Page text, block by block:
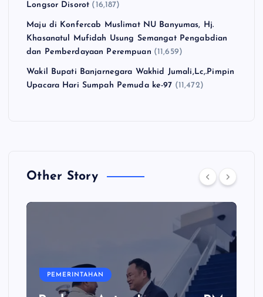
Longsor Disorot (16,187)
Maju di Konfercab Muslimat NU Banyumas, Hj.
Khasanatul Mufidah Usung Semangat Pengabdian
dan Pemberdayaan Perempuan (11,659)
Wakil Bupati Banjarnegara Wakhid Jumali,Lc,.Pimpin
Upacara Hari Sumpah Pemuda ke-97 (11,472)
Other Story
PEMERINTAHAN